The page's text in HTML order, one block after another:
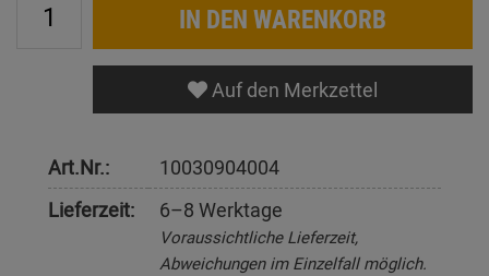
IN DEN WARENKORB
Auf den Merkzettel
Art.Nr.:
10030904004
Lieferzeit:
6–8 Werktage
Voraussichtliche Lieferzeit,
Abweichungen im Einzelfall möglich.